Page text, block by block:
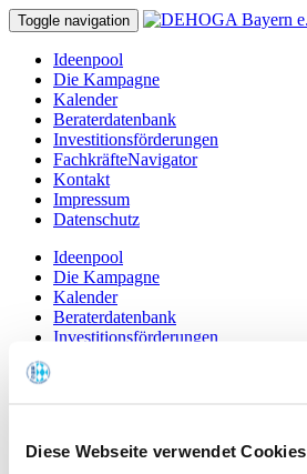
Diese Webseite verwendet Cookies
Toggle navigation
Ideenpool
Die Kampagne
Kalender
Beraterdatenbank
Investitionsförderungen
FachkräfteNavigator
Kontakt
Impressum
Datenschutz
Ideenpool
Die Kampagne
Kalender
Beraterdatenbank
Investitionsförderungen
Wirtshauskultur Bayern